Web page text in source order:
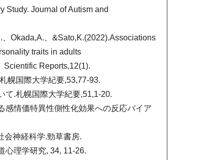
Study. Journal of Autism and
Okada,A.、&Sato,K.(2022).Associations
traits in adults
Reports,12(1).
幌国際大学紀要,53,77-93.
て.札幌国際大学紀要,51,1-20.
感情価特異性側性化効果への反応バイア
会神経科学.勁草書房.
心理学研究, 34, 11-26.